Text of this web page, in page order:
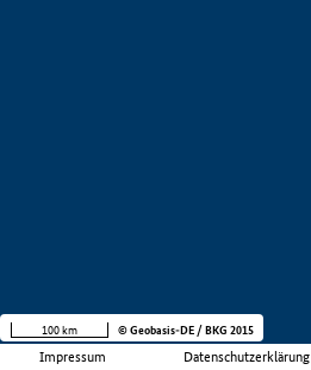
Impressum Datenschutzerklärung
100 km © Geobasis-DE / BKG 2015